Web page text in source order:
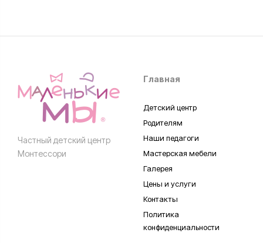
Частный детский центр
Монтессори
Главная
Детский центр
Родителям
Наши педагоги
Мастерская мебели
Галерея
Цены и услуги
Контакты
Политика
конфиденциальности